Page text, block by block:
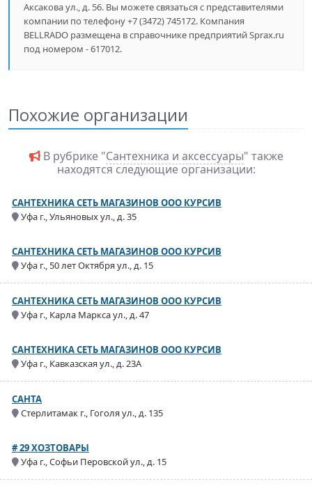
Аксакова ул., д. 56. Вы можете связаться с представителями
компании по телефону +7 (3472) 745172. Компания
BELLRADO размещена в справочнике предприятий Sprax.ru
под номером - 617012.
Похожие организации
В рубрике "Сантехника и аксессуары" также
находятся следующие организации:
САНТЕХНИКА СЕТЬ МАГАЗИНОВ ООО КУРСИВ
Уфа г., Ульяновых ул., д. 35
САНТЕХНИКА СЕТЬ МАГАЗИНОВ ООО КУРСИВ
Уфа г., 50 лет Октября ул., д. 15
САНТЕХНИКА СЕТЬ МАГАЗИНОВ ООО КУРСИВ
Уфа г., Карла Маркса ул., д. 47
САНТЕХНИКА СЕТЬ МАГАЗИНОВ ООО КУРСИВ
Уфа г., Кавказская ул., д. 23А
САНТА
Стерлитамак г., Гоголя ул., д. 135
# 29 ХОЗТОВАРЫ
Уфа г., Софьи Перовской ул., д. 15